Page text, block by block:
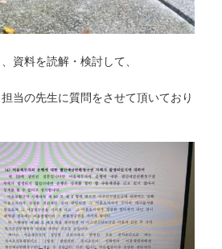
資料を読解・検討して、
当の先生に質問をさせて頂いており